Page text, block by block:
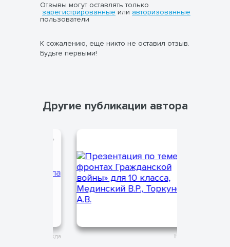
Отзывы могут оставлять только
зарегистрированные или авторизованные
пользователи
К сожалению, еще никто не оставил отзыв.
Будьте первыми!
Другие публикации автора
Надежда